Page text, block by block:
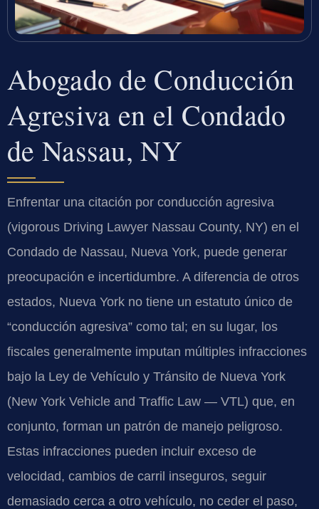
Abogado de Conducción
Agresiva en el Condado
de Nassau, NY
Enfrentar una citación por conducción agresiva
(vigorous Driving Lawyer Nassau County, NY) en el
Condado de Nassau, Nueva York, puede generar
preocupación e incertidumbre. A diferencia de otros
estados, Nueva York no tiene un estatuto único de
“conducción agresiva” como tal; en su lugar, los
fiscales generalmente imputan múltiples infracciones
bajo la Ley de Vehículo y Tránsito de Nueva York
(New York Vehicle and Traffic Law — VTL) que, en
conjunto, forman un patrón de manejo peligroso.
Estas infracciones pueden incluir exceso de
velocidad, cambios de carril inseguros, seguir
demasiado cerca a otro vehículo, no ceder el paso,